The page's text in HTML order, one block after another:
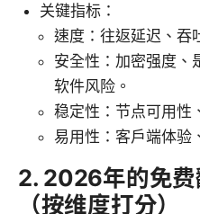
关键指标：
速度：往返延迟、吞
安全性：加密强度、
软件风险。
稳定性：节点可用性
易用性：客户端体验
2. 2026年的免
（按维度打分）